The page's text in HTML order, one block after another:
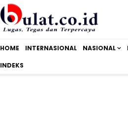
HOME INTERNASIONAL NASIONAL
INDEKS